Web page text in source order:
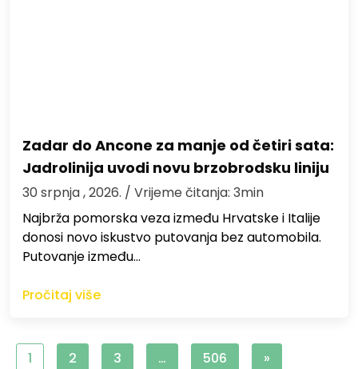
Zadar do Ancone za manje od četiri sata:
Jadrolinija uvodi novu brzobrodsku liniju
30 srpnja , 2026. / Vrijeme čitanja: 3min
Najbrža pomorska veza između Hrvatske i Italije
donosi novo iskustvo putovanja bez automobila.
Putovanje između…
Pročitaj više
1 2 3 … 506 »